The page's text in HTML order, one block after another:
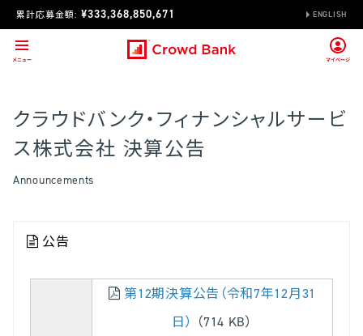
累計応募金額: ¥333,368,850,671 ENGLISH
クラウドバンク・フィナンシャルサービ
ス株式会社 決算公告
Announcements
公告
第12期決算公告（令和7年12月31
日）
（714 KB）